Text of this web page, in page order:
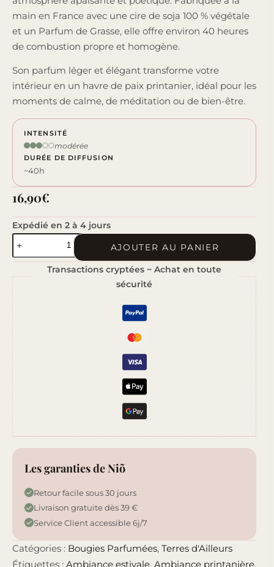
main en France avec une cire de soja 100 % végétale
et un Parfum de Grasse, elle offre environ 40 heures
de combustion propre et homogène.
Son parfum léger et élégant transforme votre
intérieur en un havre de paix printanier, idéal pour les
moments de calme, de méditation ou de bien-être.
INTENSITÉ
modérée
DURÉE DE DIFFUSION
~40h
16,90€
Expédié en 2 à 4 jours
de
à
Tokyo
AJOUTER AU PANIER
Transactions cryptées ~ Achat en toute
sécurité
Les garanties de Niõ
Retour facile sous 30 jours
Livraison gratuite dès 39 €
Service Client accessible 6j/7
Catégories : Bougies Parfumées, Terres d'Ailleurs
Étiquettes : Ambiance estivale, Ambiance printanière,